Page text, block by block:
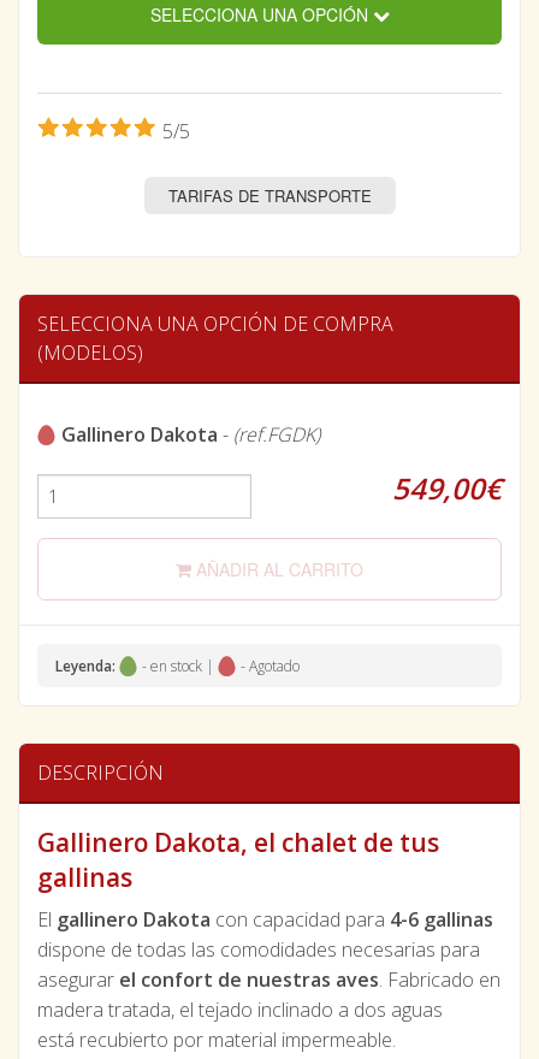
SELECCIONA UNA OPCIÓN
5/5
TARIFAS DE TRANSPORTE
SELECCIONA UNA OPCIÓN DE COMPRA
(MODELOS)
Gallinero Dakota - (ref.FGDK)
549,00€
AÑADIR AL CARRITO
Leyenda: - en stock | - Agotado
DESCRIPCIÓN
Gallinero Dakota, el chalet de tus
gallinas
El gallinero Dakota con capacidad para 4-6 gallinas
dispone de todas las comodidades necesarias para
asegurar el confort de nuestras aves. Fabricado en
madera tratada, el tejado inclinado a dos aguas
está recubierto por material impermeable.